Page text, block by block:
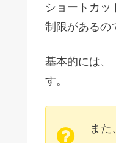
ショートカッ
制限があるの
基本的には、
す。
また